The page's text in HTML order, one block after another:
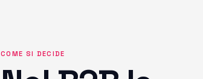
COME SI DECIDE